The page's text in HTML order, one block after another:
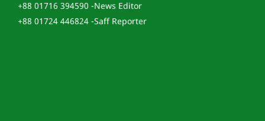
+88 01716 394590 -News Editor
+88 01724 446824 -Saff Reporter